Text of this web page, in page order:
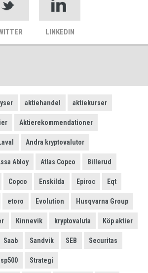
LINKEDIN
aktiehandel aktiekurser
Aktierekommendationer
Andra kryptovalutor
Abloy Atlas Copco Billerud
Copco Enskilda Epiroc Eqt
etoro Evolution Husqvarna Group
Kinnevik kryptovaluta Köp aktier
Saab Sandvik SEB Securitas
sp500 Strategi